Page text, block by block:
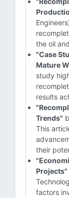
the oil
"Case
Mature
study
results
Trends"
This
their
Projects"
factors